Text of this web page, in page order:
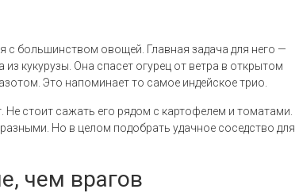
с большинством овощей. Главная задача для него —
кукурузы. Она спасет огурец от ветра в открытом
Это напоминает то самое индейское трио.
Не стоит сажать его рядом с картофелем и томатами.
Но в целом подобрать удачное соседство для
чем врагов